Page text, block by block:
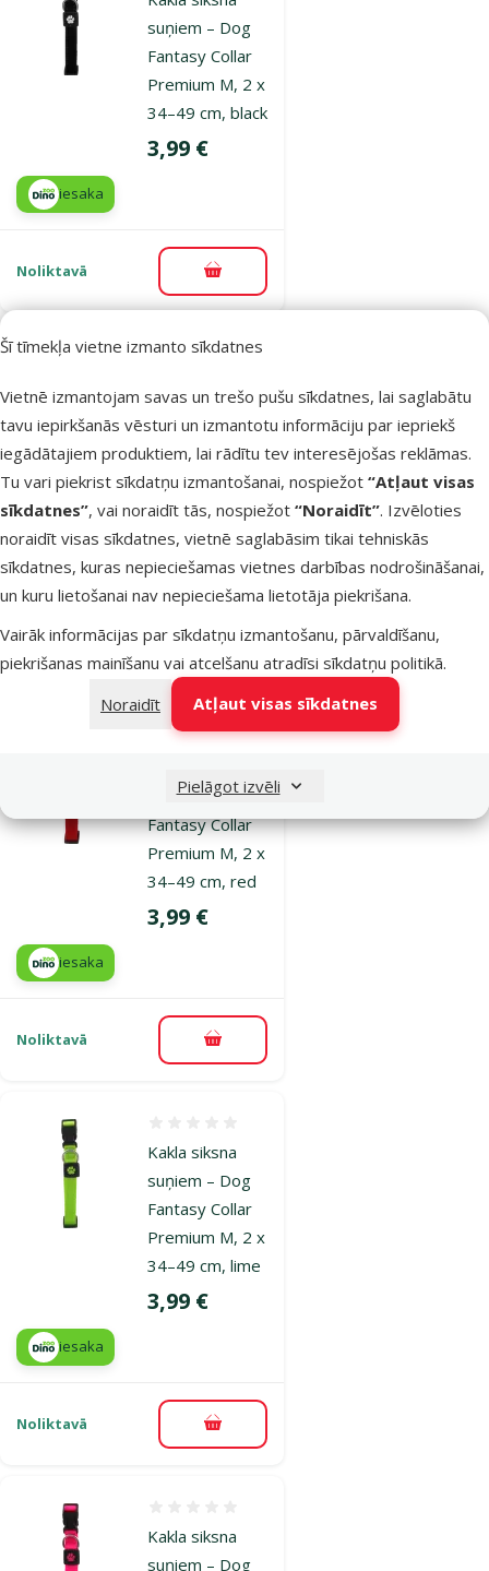
Šī tīmekļa vietne izmanto sīkdatnes
Vietnē izmantojam savas un trešo pušu sīkdatnes, lai saglabātu
tavu iepirkšanās vēsturi un izmantotu informāciju par iepriekš
iegādātajiem produktiem, lai rādītu tev interesējošas reklāmas.
Tu vari piekrist sīkdatņu izmantošanai, nospiežot “Atļaut visas
sīkdatnes”, vai noraidīt tās, nospiežot “Noraidīt”. Izvēloties
noraidīt visas sīkdatnes, vietnē saglabāsim tikai tehniskās
sīkdatnes, kuras nepieciešamas vietnes darbības nodrošināšanai,
un kuru lietošanai nav nepieciešama lietotāja piekrišana.
Vairāk informācijas par sīkdatņu izmantošanu, pārvaldīšanu,
piekrišanas mainīšanu vai atcelšanu atradīsi sīkdatņu politikā.
Noraidīt
Atļaut visas sīkdatnes
Pielāgot izvēli
suņiem – Dog
Fantasy Collar
Premium M, 2 x
34–49 cm, black
Cena
3,99 €
iesaka
Noliktavā Pievienot grozam
suņiem – Dog
Premium M, 2 x
34–49 cm, blue
Atsauksmes 0%
Cena
3,99 €
iesaka
Noliktavā Pievienot grozam
suņiem – Dog
Fantasy Collar
Premium M, 2 x
34–49 cm, red
Atsauksmes 0%
Cena
3,99 €
iesaka
Noliktavā Pievienot grozam
Kakla siksna
suņiem – Dog
Fantasy Collar
Premium M, 2 x
34–49 cm, lime
Cena
3,99 €
iesaka
Noliktavā Pievienot grozam
Kakla siksna
suņiem – Dog